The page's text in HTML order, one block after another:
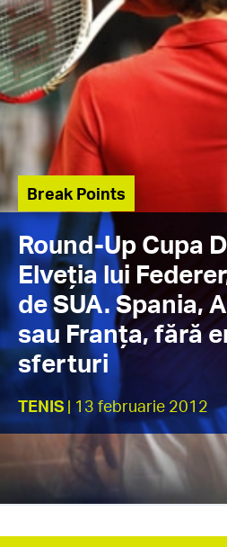
Break Points
Round-Up Cupa
Elveția lui
de SUA. Spania,
sau Franţa, fără
sferturi
TENIS | 13 februarie 2012